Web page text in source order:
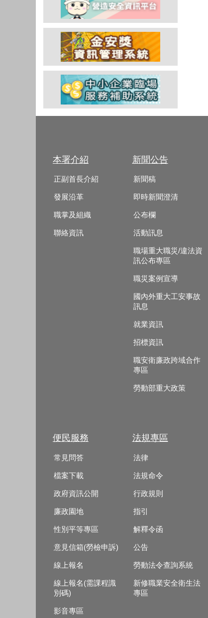
本署介紹
正副首長介紹
發展沿革
職掌及組織
聯絡資訊
新聞公告
新聞稿
即時新聞澄清
公布欄
活動訊息
職場重大職災/違法資
訊公布專區
職災案例宣導
國內外重大工安事故
訊息
就業資訊
招標資訊
職安衛廉政跨域合作
專區
勞動部重大政策
便民服務
常見問答
檔案下載
政府資訊公開
廉政園地
性別平等專區
意見信箱(勞檢申訴)
線上報名
線上報名(需課程識
別碼)
影音專區
法規專區
法律
法規命令
行政規則
指引
解釋令函
公告
勞動法令查詢系統
新修職業安全衛生法
專區